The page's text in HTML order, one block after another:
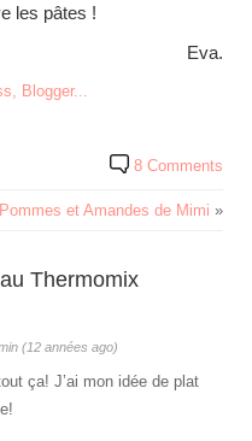
les pâtes !
Eva.
8 Comments
et Amandes de Mimi »
Thermomix
(12 années ago)
ça! J’ai mon idée de plat